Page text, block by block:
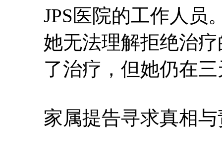
JPS医院的工作人员
她无法理解拒绝治
了治疗，但她仍在
家属提告寻求真相